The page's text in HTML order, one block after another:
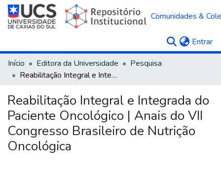
Comunidades &
Entrar
Início Editora da Universidade
Pesquisa
Reabilitação Integral e Integrada do Paciente Oncológico | Anais do VII Congresso Brasileiro de Nutrição Oncológica
Reabilitação Integral e Integrada do
Paciente Oncológico | Anais do VII
Congresso Brasileiro de Nutrição
Oncológica